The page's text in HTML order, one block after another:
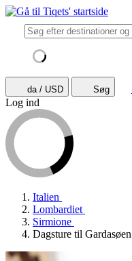
da / USD Søg
Log ind
Italien
Lombardiet
Sirmione
Dagsture til Gardasøen